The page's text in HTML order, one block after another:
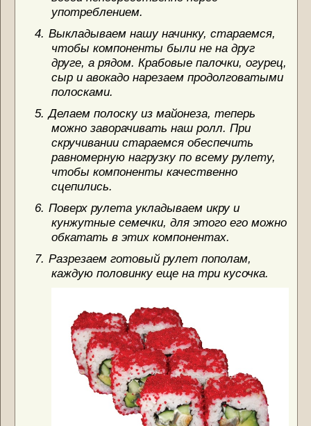
употреблением.
4. Выкладываем нашу начинку, стараемся,
чтобы компоненты были не на друг
друге, а рядом. Крабовые палочки, огурец,
сыр и авокадо нарезаем продолговатыми
полосками.
5. Делаем полоску из майонеза, теперь
можно заворачивать наш ролл. При
скручивании стараемся обеспечить
равномерную нагрузку по всему рулету,
чтобы компоненты качественно
сцепились.
6. Поверх рулета укладываем икру и
кунжутные семечки, для этого его можно
обкатать в этих компонентах.
7. Разрезаем готовый рулет пополам,
каждую половинку еще на три кусочка.